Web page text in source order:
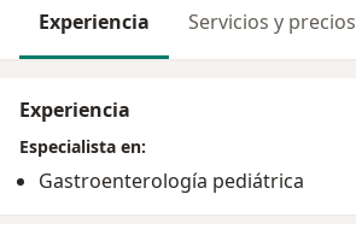
Experiencia Servicios y precios
Experiencia
Especialista en:
Gastroenterología pediátrica